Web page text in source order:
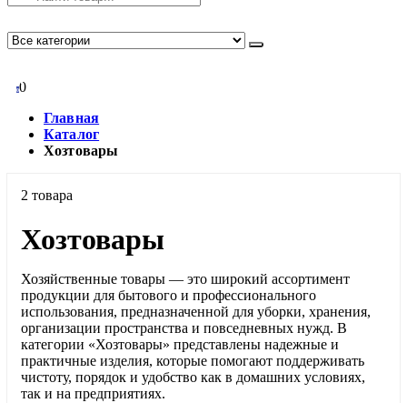
00
Главная
Каталог
Хозтовары
2 товара
Хозтовары
Хозяйственные товары — это широкий ассортимент
продукции для бытового и профессионального
использования, предназначенной для уборки, хранения,
организации пространства и повседневных нужд. В
категории «Хозтовары» представлены надежные и
практичные изделия, которые помогают поддерживать
чистоту, порядок и удобство как в домашних условиях,
так и на предприятиях.